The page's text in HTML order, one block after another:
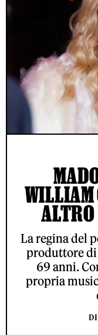
WILLIAM
ALTRO
La regina del
produttore di
69 anni.
propria